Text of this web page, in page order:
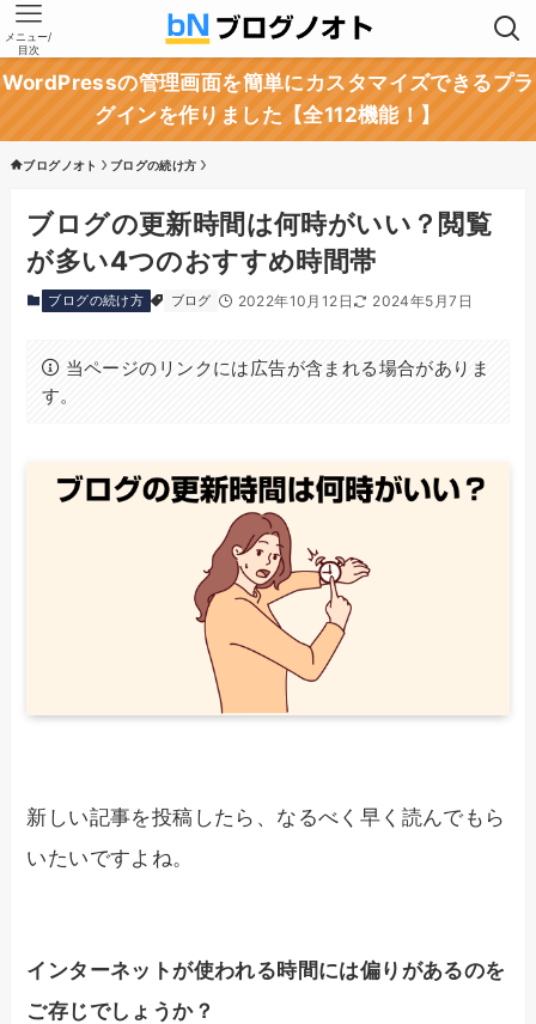
メニュー/
目次
WordPressの管理画面を簡単にカスタマイズできるプラ
グインを作りました【全112機能！】
ブログノオト ブログの続け方
ブログの更新時間は何時がいい？閲覧
が多い4つのおすすめ時間帯
ブログの続け方 ブログ 2022年10月12日 2024年5月7日
当ページのリンクには広告が含まれる場合がありま
す。
新しい記事を投稿したら、なるべく早く読んでもら
いたいですよね。
インターネットが使われる時間には偏りがあるのを
ご存じでしょうか？